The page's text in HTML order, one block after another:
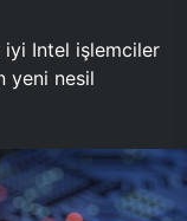
iyi Intel işlemciler
yeni nesil